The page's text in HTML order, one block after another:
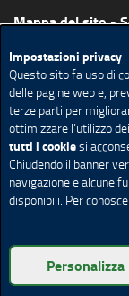
Impostazioni privacy
Questo sito fa uso di
delle pagine web e,
terze parti per
ottimizzare l’utilizzo
tutti i cookiesi
Chiudendo il banner
navigazione e alcune
disponibili. Per
Personalizza
Mappa del sito -
Contatti
About us
Credits
Note
Social media
| Telefono +39.02
soggetta a direzione